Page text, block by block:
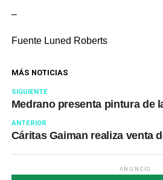
–
Fuente Luned Roberts
MÁS NOTICIAS
SIGUIENTE
Medrano presenta pintura de
ANTERIOR
Cáritas Gaiman realiza venta
ANUNCIO